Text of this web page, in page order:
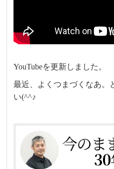
YouTubeを更新しました。
最近、よくつまづくなあ。
い(^^♪